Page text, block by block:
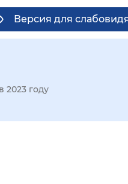
Версия для
2023 году